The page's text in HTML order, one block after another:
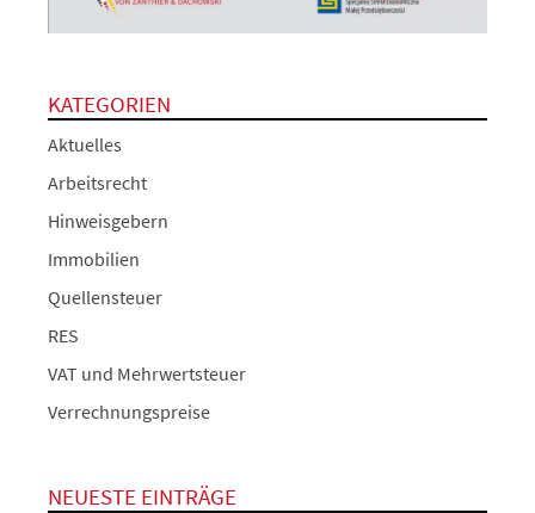
KATEGORIEN
Aktuelles
Arbeitsrecht
Hinweisgebern
Immobilien
Quellensteuer
RES
VAT und Mehrwertsteuer
Verrechnungspreise
NEUESTE EINTRÄGE